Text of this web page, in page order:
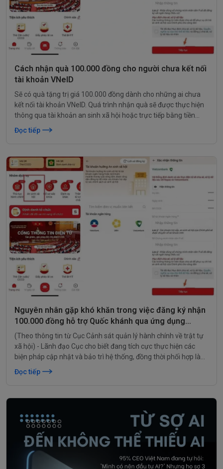
Cách nhận quà 100.000 đồng cho người chưa kết nối
tài khoản VNeID
Sẽ có quà tặng trị giá 100.000 đồng dành cho những ai chưa
kết nối tài khoản VNeID. Quá trình nhận quà sẽ được thực hiện
thông qua tài khoản an sinh xã hội hoặc trực tiếp bằng tiền
Đọc tiếp
Nguyên nhân gặp khó khăn trong việc đăng ký nhận
100.000 đồng hỗ trợ Quốc khánh qua ứng dụng
VNeID
(Theo thông tin từ Cục Cảnh sát quản lý hành chính về trật tự
xã hội) - Lãnh đạo Cục cho biết đang tích cực thực hiện các
biện pháp cập nhật và bảo trì hệ thống, đồng thời phối hợp làm
việc với các ngân hàng có liên quan để đảm bảo quy trình hỗ
trợ an sinh xã hội diễn ra thuận lợi. Sẽ có thông tin cụ thể cho
Đọc tiếp